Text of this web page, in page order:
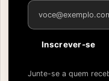
Endereço de e-mail
Inscrever-se
Junte-se a quem